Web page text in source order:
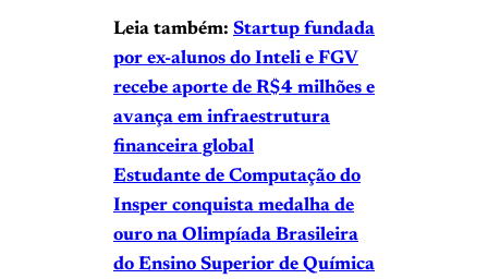
Leia também: Startup fundada
por ex-alunos do Inteli e FGV
recebe aporte de R$4 milhões e
avança em infraestrutura
financeira global
Estudante de Computação do
Insper conquista medalha de
ouro na Olimpíada Brasileira
do Ensino Superior de Química